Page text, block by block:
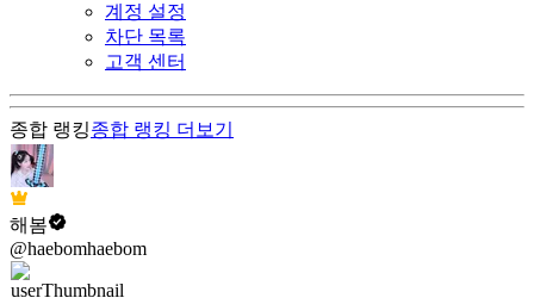
계정 설정
차단 목록
고객 센터
종합 랭킹종합 랭킹 더보기
해봄
@haebomhaebom